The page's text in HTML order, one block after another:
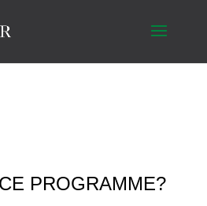
PROGRAMME?